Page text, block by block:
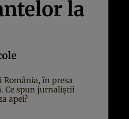
la
România, în presa
Ce spun jurnaliștii
apei?